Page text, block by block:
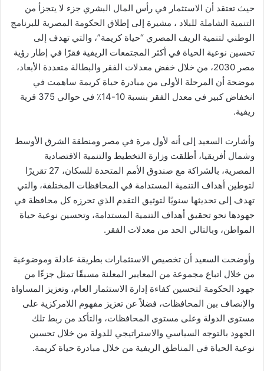
حيث تعتقد أن الاستثمار في رأس المال البشري جزء لا يتجزأ من
التنمية الشاملة للبلاد ، مشيرة إلى إطلاق الحكومة المصرية للبرنامج
الوطني لتنمية الريف المصري “حياة كريمة”، والتي تهدف إلى
تحسين نوعية الحياة في أكثر المجتمعات الريفية فقرًا في إطار رؤية
مصر 2030، من خلال خفض معدلات الفقر والبطالة متعددة الأبعاد،
موضحة أن المرحلة الأولى من مبادرة حياة كريمة ساهمت في
انخفاض كبير في معدل الفقر بنسبة 10-14٪ في حوالي 375 قرية
ريفية.
وأشارت السعيد إلى أنه لأول مرة في مصر ومنطقة الشرق الأوسط
وشمال أفريقيا، أطلقت وزارة التخطيط والتنمية الاقتصادية
المصرية، بالشراكة مع صندوق الأمم المتحدة للسكان، 27 تقريرًا
لتوطين أهداف التنمية المستدامة في المحافظات المختلفة، والتي
تهدف إلى تحديثها سنويًا لتوثيق التقدم الذي تحرزه كل محافظة في
جهودها نحو تحقيق أهداف التنمية المستدامة، وتحسين نوعية حياة
المواطن، وبالتالي الحد من معدلات الفقر.
وأوضحت السعيد أن تخصيص الاستثمارات بطريقة عادلة وموضوعية
من خلال اتباع مجموعة من المعايير المعلنة مسبقًا تمثل جزءًا من
جهود الحكومة لتحسين كفاءة إدارة الاستثمار العام، وتعزيز المساواة
والإنصاف بين المحافظات، فضلاً عن تعزيز مفهوم اللامركزية على
مستوى الدولة وعلى مستوى المحافظات، والتأكد من ربط تلك
الجهود بالتوجه السياسي والاستراتيجي للدولة من خلال تحسين
نوعية الحياة في المناطق الريفية من خلال مبادرة حياة كريمة.